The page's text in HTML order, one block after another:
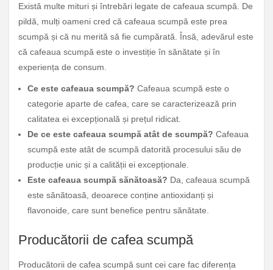
Există multe mituri și întrebări legate de cafeaua scumpă. De
pildă, mulți oameni cred că cafeaua scumpă este prea
scumpă și că nu merită să fie cumpărată. Însă, adevărul este
că cafeaua scumpă este o investiție în sănătate și în
experiența de consum.
Ce este cafeaua scumpă? Cafeaua scumpă este o
categorie aparte de cafea, care se caracterizează prin
calitatea ei excepțională și prețul ridicat.
De ce este cafeaua scumpă atât de scumpă? Cafeaua
scumpă este atât de scumpă datorită procesului său de
producție unic și a calității ei excepționale.
Este cafeaua scumpă sănătoasă? Da, cafeaua scumpă
este sănătoasă, deoarece conține antioxidanți și
flavonoide, care sunt benefice pentru sănătate.
Producătorii de cafea scumpă
Producătorii de cafea scumpă sunt cei care fac diferența